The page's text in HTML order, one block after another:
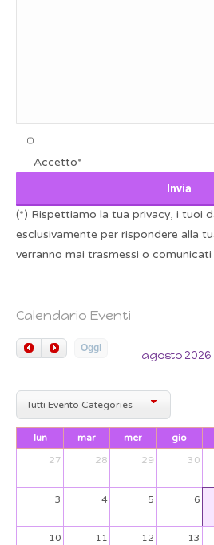
Accetto*
(*) Rispettiamo la tua privacy, i tuoi
esclusivamente per rispondere alla
verranno mai trasmessi o
Calendario Eventi
Oggi
agosto 2026
Tutti Evento Categories
lun mar mer gio
27
28 29 30
3 4 5 6
10 11 12 13